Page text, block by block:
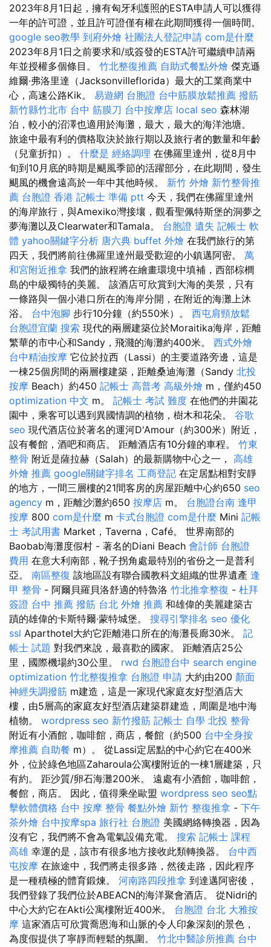
2023年8月1日起，擁有匈牙利護照的ESTA申請人可以獲得
一年的許可證，並且許可證僅有權在此期間獲得一個時間。
google seo教學 到府外燴 社團法人登記申請 com是什麼
2023年8月1日之前要求和/或簽發的ESTA許可繼續申請兩
年並授權多個條目。 竹北整復推薦 自助式餐點外燴 傑克遜
維爾·弗洛里達（Jacksonvilleflorida）最大的工業商業中
心，高速公路Kik。 易遊網 台胞證 台中筋膜放鬆推薦 撥筋
新竹縣竹北市 台中 筋膜刀 台中按摩店 local seo 森林湖
泊，較小的沼澤也適用於海灘，最大，最大的海洋池塘。
旅途中最有利的價格取決於旅行期以及旅行者的數量和年齡
（兒童折扣）。 什麼是 經絡調理 在佛羅里達州，從8月中
旬到10月底的時期是颶風季節的活躍部分，在此期間，發生
颶風的機會遠高於一年中其他時候。 新竹 外燴 新竹整骨推
薦 台胞證 香港 記帳士 準備 ptt 今天，我們在佛羅里達州
的海岸旅行，與Amexiko灣接壤，觀看聖佩特斯堡的洞夢之
夢海灘以及Clearwater和Tamala。 台胞證 遺失 記帳士 軟
體 yahoo關鍵字分析 唐六典 buffet 外燴 在我們旅行的第
四天，我們將前往佛羅里達州最受歡迎的小鎮邁阿密。 萬
和宮附近推拿 我們的旅程將在繪畫環境中填補，西部棕櫚
島的中級獨特的美麗。 該酒店可欣賞到大海的美景，只​​​​有
一條路與一個小港口所在的海岸分開，在附近的海灘上沐
浴。 台中泡腳 步行10分鐘（約550米）。 西屯肩頸放鬆
台胞證宜蘭 搜索 現代的兩層建築位於Moraitika海岸，距離
繁華的市中心和Sandy，飛濺的海灘約400米。 西式外燴
台中精油按摩 它位於拉西（Lassi）的主要道路旁邊，這是
一棟25個房間的兩層樓建築，距離桑迪海灘（Sandy 北投
按摩 Beach）約450 記帳士 高普考 高級外燴 m，僅約450
optimization 中文 m。 記帳士 考試 難度 在他們的井園花
園中，乘客可以遇到異國情調的植物，樹木和花朵。 谷歌
seo 現代酒店位於著名的運河D'Amour（約300米）附近，
設有餐館，酒吧和商店。 距離酒店有10分鐘的車程。 竹東
整骨 附近是薩拉赫（Salah）的最新購物中心之一， 高雄
外燴 推薦 google關鍵字排名 工商登記 在定居點​​相對安靜
的地方，一間三層樓的21間客房的房屋距離中心約650 seo
agency m，距離沙灘約650 按摩店 m。 台胞證台南 逢甲
按摩 800 com是什麼 m 卡式台胞證 com是什麼 Mini 記帳
士 考試用書 Market，Taverna，Café。 世界南部的
Baobab海灘度假村 - 著名的Diani Beach 會計師 台胞證
費用 在意大利南部，靴子拐角處最特別的省份之一是普利
亞。 南區整復 該地區設有聯合國教科文組織的世界遺產 逢
甲 整骨 - 阿爾貝羅貝洛舒適的特魯洛 竹北推拿整復 - 杜拜
簽證 台中 推薦 撥筋 台北 外燴 推薦 和雄偉的美麗建築古
蹟的雄偉的卡斯特爾·蒙特城堡。 搜尋引擎排名 seo 優化
ssl Aparthotel大約它距離港口所在的海灘長廊30米。 記
帳士 試題 對我們來說，最喜歡的國家。 距離酒店25公
里，國際機場約30公里。 rwd 台胞證台中 search engine
optimization 竹北整復推拿 台胞證 申請 大約由200 顏面
神經失調撥筋 m建造，這是一家現代家庭友好型酒店大
樓，由5層高的家庭友好型酒店建築群建造，周圍是地中海
植物。 wordpress seo 新竹撥筋 記帳士 自學 北投 整骨
附近有小酒館，咖啡館，商店，餐館（約500 台中全身按
摩推薦 自助餐 m）。 從Lassi定居點的中心約它在400米
外，位於綠色地區Zaharoula公寓樓附近的一棟1層建築，只
有約。 距沙質/卵石海灘200米。 遠處有小酒館，咖啡館，
餐館，商店。 因此，值得乘坐歐盟 wordpress seo seo點
擊軟體價格 台中 按摩 整骨 餐點外燴 新竹 整復推拿 - 下午
茶外燴 台中按摩spa 旅行社 台胞證 美國網絡轉換器，因為
沒有它，我們將不會為電氣設備充電。 搜索 記帳士 課程
高雄 幸運的是，該市有很多地方接收此類轉換器。 台中西
屯按摩 在旅途中，我們將走很多路，然後走路，因此程序
是一種積極的體育鍛煉。 河南路四段推拿 到達邁阿密後，
我們登錄了我們位於ABEACN的海洋聚會酒店。 從Nidri的
中心大約它在Akti公寓樓附近400米。 台胞證 台北 大雅按
摩 這家酒店可欣賞喬恩海和山脈的令人印象深刻的景色，
為度假提供了寧靜而輕鬆的氛圍。 竹北中醫診所推薦 台中